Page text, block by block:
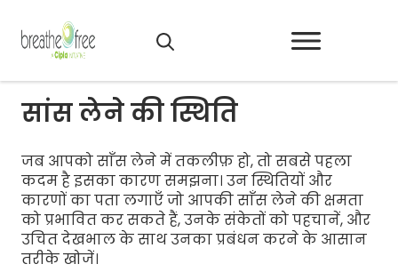
सांस लेने की स्थिति
जब आपको साँस लेने में तकलीफ़ हो, तो सबसे पहला
कदम है इसका कारण समझना। उन स्थितियों और
कारणों का पता लगाएँ जो आपकी साँस लेने की क्षमता
को प्रभावित कर सकते हैं, उनके संकेतों को पहचानें, और
उचित देखभाल के साथ उनका प्रबंधन करने के आसान
तरीके खोजें।